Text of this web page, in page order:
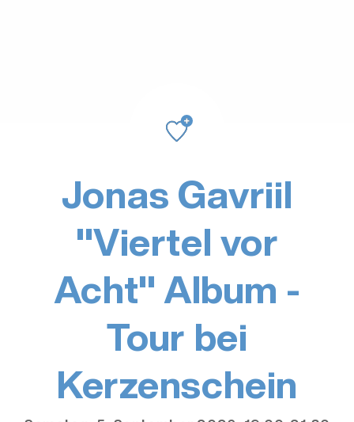
Jonas Gavriil
"Viertel vor
Acht" Album -
Tour bei
Kerzenschein